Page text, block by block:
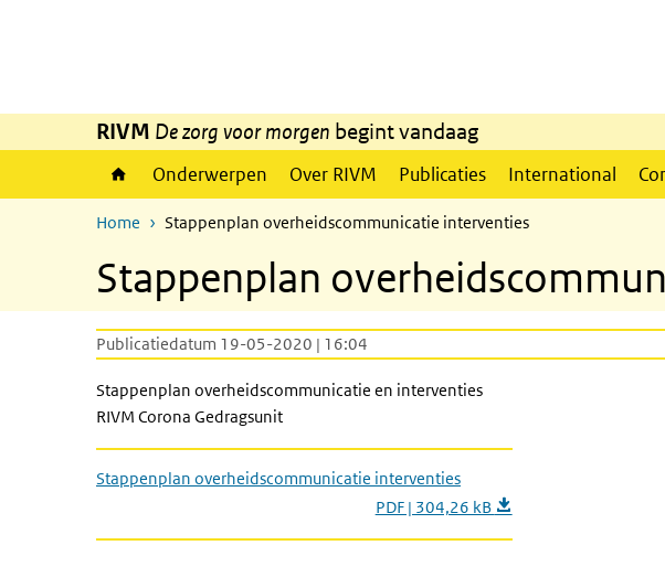
RIVM De zorg voor morgen begint vandaag
Onderwerpen Over RIVM Publicaties International
Home Stappenplan overheidscommunicatie interventies
Stappenplan
Publicatiedatum 19-05-2020 | 16:04
Stappenplan overheidscommunicatie en interventies
RIVM Corona Gedragsunit
Stappenplan overheidscommunicatie interventies
PDF | 304,26 kB